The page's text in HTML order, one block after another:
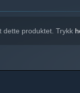
dette produktet. Trykk